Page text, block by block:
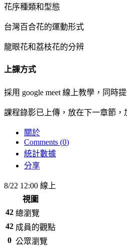
花序種類和型態
台灣百合花的運動形式
龍眼花和荔枝花的分辨
上課方式
採用 google meet 線上教學，同時
課程錄影已上傳，放在下一章節，
關於
Comments (0)
統計數據
分享
8/22 12:00 線上
視圖
42 總瀏覽
42 成員的觀點
0 公眾瀏覽